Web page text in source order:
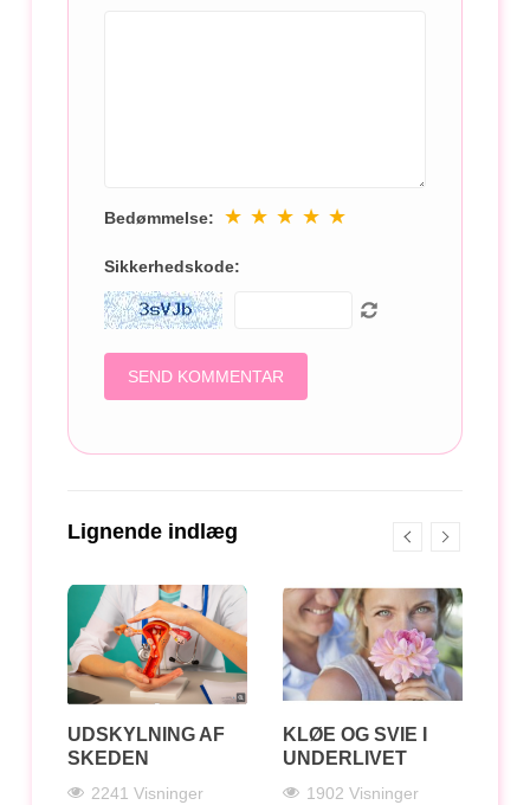
Bedømmelse: ★ ★ ★ ★ ★
Sikkerhedskode:
Lignende indlæg
UDSKYLNING AF
SKEDEN
2241 Visninger
KLØE OG SVIE I
UNDERLIVET
1902 Visninger